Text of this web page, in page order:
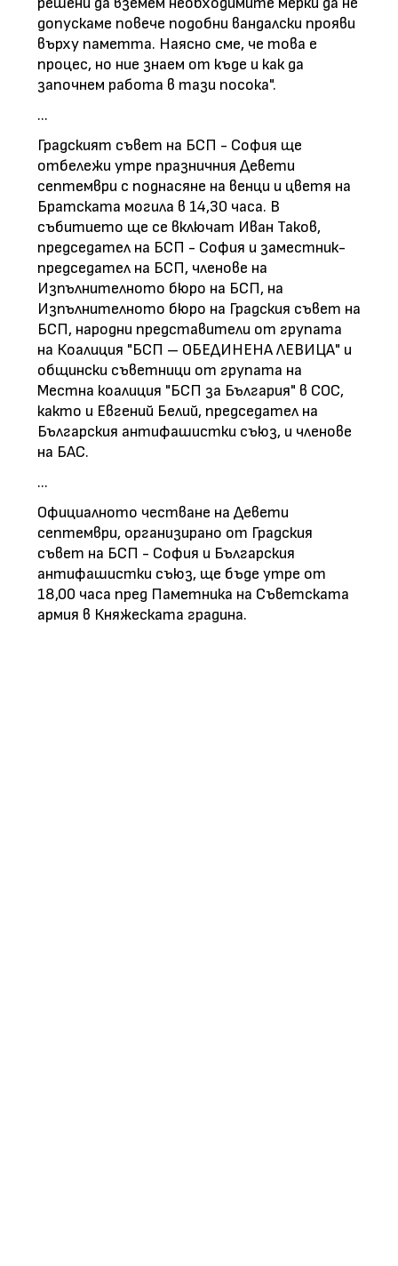
допускаме повече подобни вандалски прояви
върху паметта. Наясно сме, че това е
процес, но ние знаем от къде и как да
започнем работа в тази посока".
...
Градският съвет на БСП - София ще
отбележи утре празничния Девети
септември с поднасяне на венци и цветя на
Братската могила в 14,30 часа. В
събитието ще се включат Иван Таков,
председател на БСП - София и заместник-
председател на БСП, членове на
Изпълнителното бюро на БСП, на
Изпълнителното бюро на Градския съвет на
БСП, народни представители от групата
на Коалиция "БСП – ОБЕДИНЕНА ЛЕВИЦА" и
общински съветници от групата на
Местна коалиция "БСП за България" в СОС,
както и Евгений Белий, председател на
Българския антифашистки съюз, и членове
на БАС.
...
Официалното честване на Девети
септември, организирано от Градския
съвет на БСП - София и Българския
антифашистки съюз, ще бъде утре от
18,00 часа пред Паметника на Съветската
армия в Княжеската градина.